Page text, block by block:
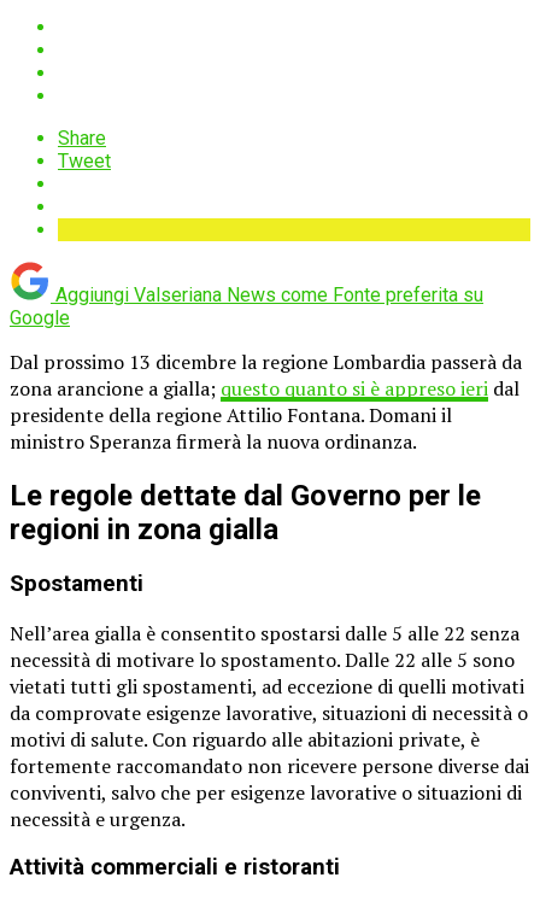
Share
Tweet
Aggiungi Valseriana News come Fonte preferita su
Google
Dal prossimo 13 dicembre la regione Lombardia passerà da
zona arancione a gialla; questo quanto si è appreso ieri dal
presidente della regione Attilio Fontana. Domani il
ministro Speranza firmerà la nuova ordinanza.
Le regole dettate dal Governo per le
regioni in zona gialla
Spostamenti
Nell’area gialla è consentito spostarsi dalle 5 alle 22 senza
necessità di motivare lo spostamento. Dalle 22 alle 5 sono
vietati tutti gli spostamenti, ad eccezione di quelli motivati
da comprovate esigenze lavorative, situazioni di necessità o
motivi di salute. Con riguardo alle abitazioni private, è
fortemente raccomandato non ricevere persone diverse dai
conviventi, salvo che per esigenze lavorative o situazioni di
necessità e urgenza.
Attività commerciali e ristoranti